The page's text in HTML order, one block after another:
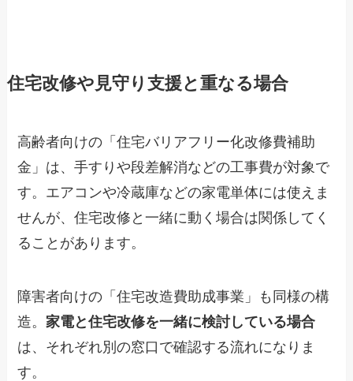
住宅改修や見守り支援と重なる場合
高齢者向けの「住宅バリアフリー化改修費補助
金」は、手すりや段差解消などの工事費が対象で
す。エアコンや冷蔵庫などの家電単体には使えま
せんが、住宅改修と一緒に動く場合は関係してく
ることがあります。
障害者向けの「住宅改造費助成事業」も同様の構
造。家電と住宅改修を一緒に検討している場合
は、それぞれ別の窓口で確認する流れになりま
す。